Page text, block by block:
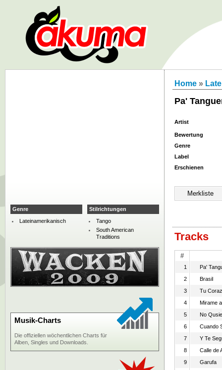
Home »
Pa'
Artist
Bewertung
Genre
Label
Erschienen
Tracks
#
1
Pa'
2
Brasil
3
Tu
4
Mirame
5
No
6
Cuando
7
Y Te
8
Calle de
9
Garufa
Genre
Lateinamerikanisch
Stilrichtungen
Tango
South American
Traditions
Musik-Charts
Die offiziellen wöchentlichen Charts für
Alben, Singles und Downloads.